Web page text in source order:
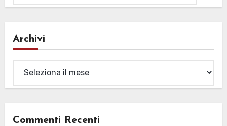
Archivi
Commenti Recenti